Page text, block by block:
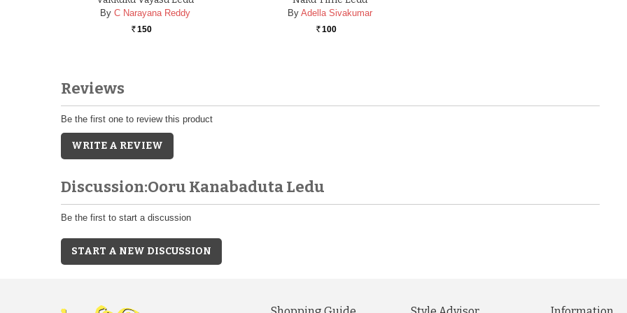
By C Narayana Reddy
Rs. 150
By Adella Sivakumar
Rs. 100
Reviews
Be the first one to review this product
WRITE A REVIEW
Discussion:Ooru Kanabaduta Ledu
Be the first to start a discussion
START A NEW DISCUSSION